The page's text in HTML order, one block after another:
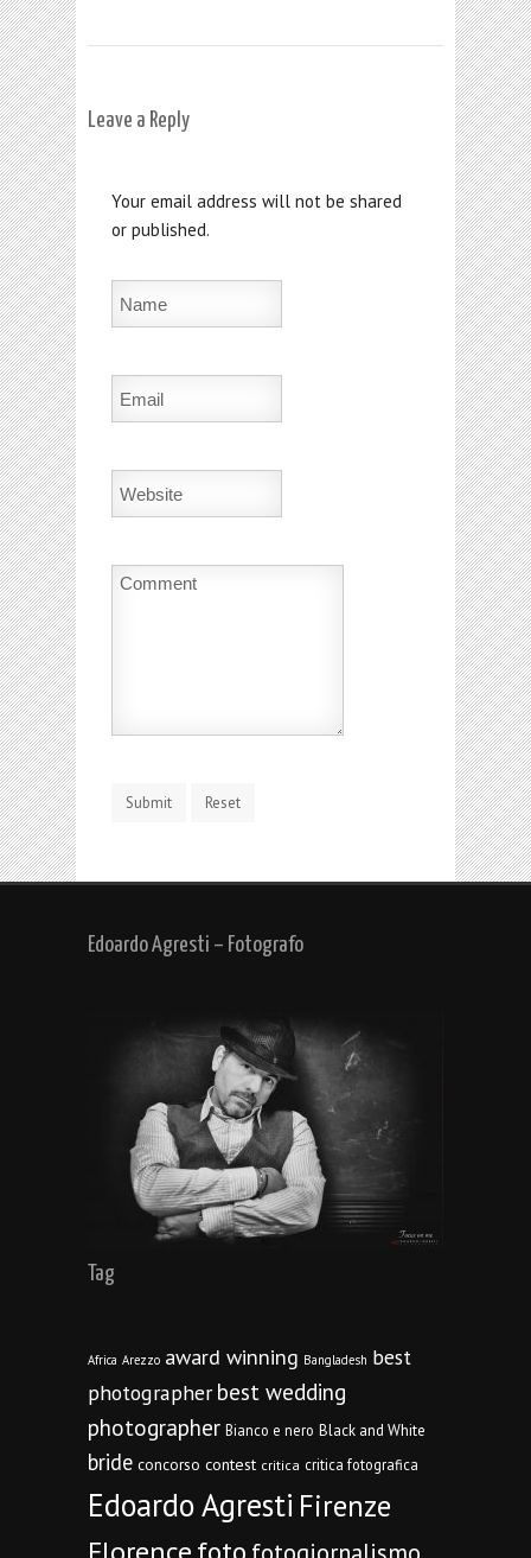
Leave a Reply
Your email address will not be shared
or published.
Edoardo Agresti – Fotografo
Tag
Africa Arezzo award winning Bangladesh best
photographer best wedding
photographer Bianco e nero Black and White
bride concorso contest critica critica fotografica
Edoardo Agresti Firenze